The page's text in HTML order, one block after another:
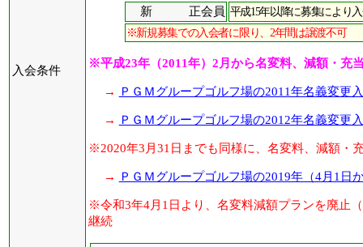
入会条件
新 正会員 平成15年以降に募集により
※新規募集での入会者に限り、2年間は譲渡不可
※平成23年（2011年）2月から名変料、減額・充
→ ＰＧＭグループゴルフ場の2011年名義変更
→ ＰＧＭグループゴルフ場の2012年名義変更
※2020年3月31日までも同様に、名変料、減額・
→ ＰＧＭグループゴルフ場の2019年（4月1日
※令和3年4月1日より、名変料減額プランを廃止
継続